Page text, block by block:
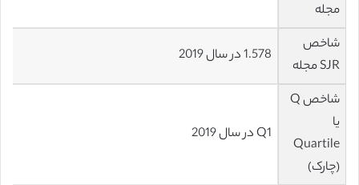
مجله
شاخص
SJR مجله
1.578 در سال 2019
شاخص Q
یا
Quartile
(چارک)
Q1 در سال 2019